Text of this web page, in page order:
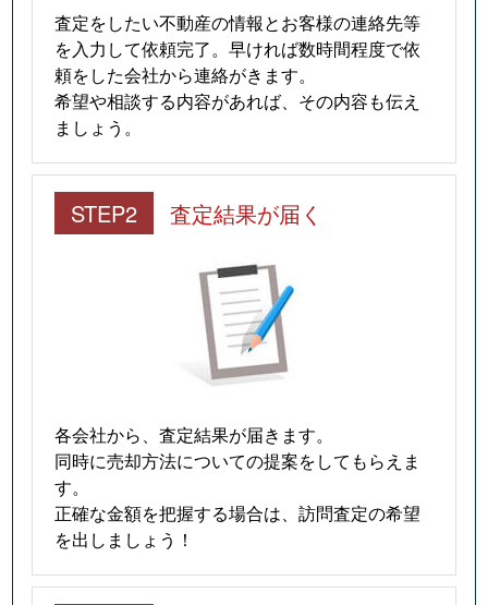
査定をしたい不動産の情報とお客様の連絡先等
を入力して依頼完了。早ければ数時間程度で依
頼をした会社から連絡がきます。
希望や相談する内容があれば、その内容も伝え
ましょう。
STEP2 査定結果が届く
各会社から、査定結果が届きます。
同時に売却方法についての提案をしてもらえま
す。
正確な金額を把握する場合は、訪問査定の希望
を出しましょう！